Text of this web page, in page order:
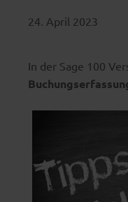
24. April 2023
In der Sage 100